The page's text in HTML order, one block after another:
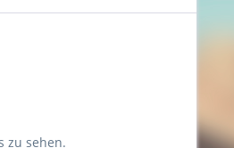
zu sehen.